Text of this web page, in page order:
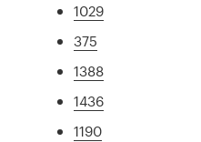
1029
375
1388
1436
1190